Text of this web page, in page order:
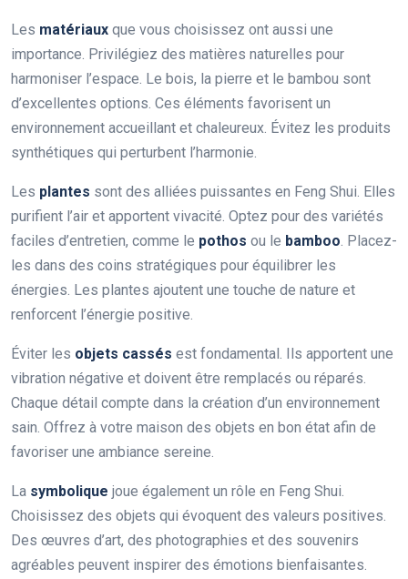
Les matériaux que vous choisissez ont aussi une
importance. Privilégiez des matières naturelles pour
harmoniser l’espace. Le bois, la pierre et le bambou sont
d’excellentes options. Ces éléments favorisent un
environnement accueillant et chaleureux. Évitez les produits
synthétiques qui perturbent l’harmonie.
Les plantes sont des alliées puissantes en Feng Shui. Elles
purifient l’air et apportent vivacité. Optez pour des variétés
faciles d’entretien, comme le pothos ou le bamboo. Placez-
les dans des coins stratégiques pour équilibrer les
énergies. Les plantes ajoutent une touche de nature et
renforcent l’énergie positive.
Éviter les objets cassés est fondamental. Ils apportent une
vibration négative et doivent être remplacés ou réparés.
Chaque détail compte dans la création d’un environnement
sain. Offrez à votre maison des objets en bon état afin de
favoriser une ambiance sereine.
La symbolique joue également un rôle en Feng Shui.
Choisissez des objets qui évoquent des valeurs positives.
Des œuvres d’art, des photographies et des souvenirs
agréables peuvent inspirer des émotions bienfaisantes.